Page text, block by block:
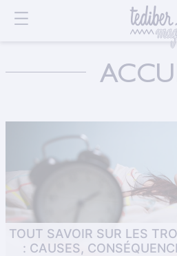
TOUT SAVOIR SUR LES
: CAUSES,